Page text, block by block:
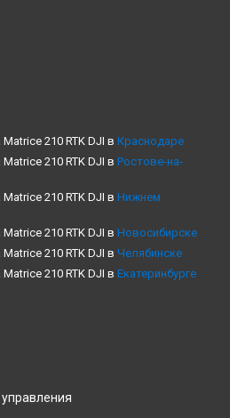
210 RTK DJI в Краснодаре
210 RTK DJI в Ростове-на-
210 RTK DJI в Нижнем
210 RTK DJI в Новосибирске
210 RTK DJI в Челябинске
210 RTK DJI в Екатеринбурге
210 RTK DJI в
210 RTK DJI в
210 RTK DJI в
210 RTK DJI в